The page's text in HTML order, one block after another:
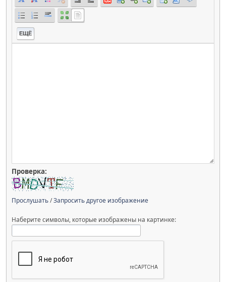
ЕЩЁ
Проверка:
Прослушать/Запросить другое изображение
Наберите символы, которые изображены на картинке: